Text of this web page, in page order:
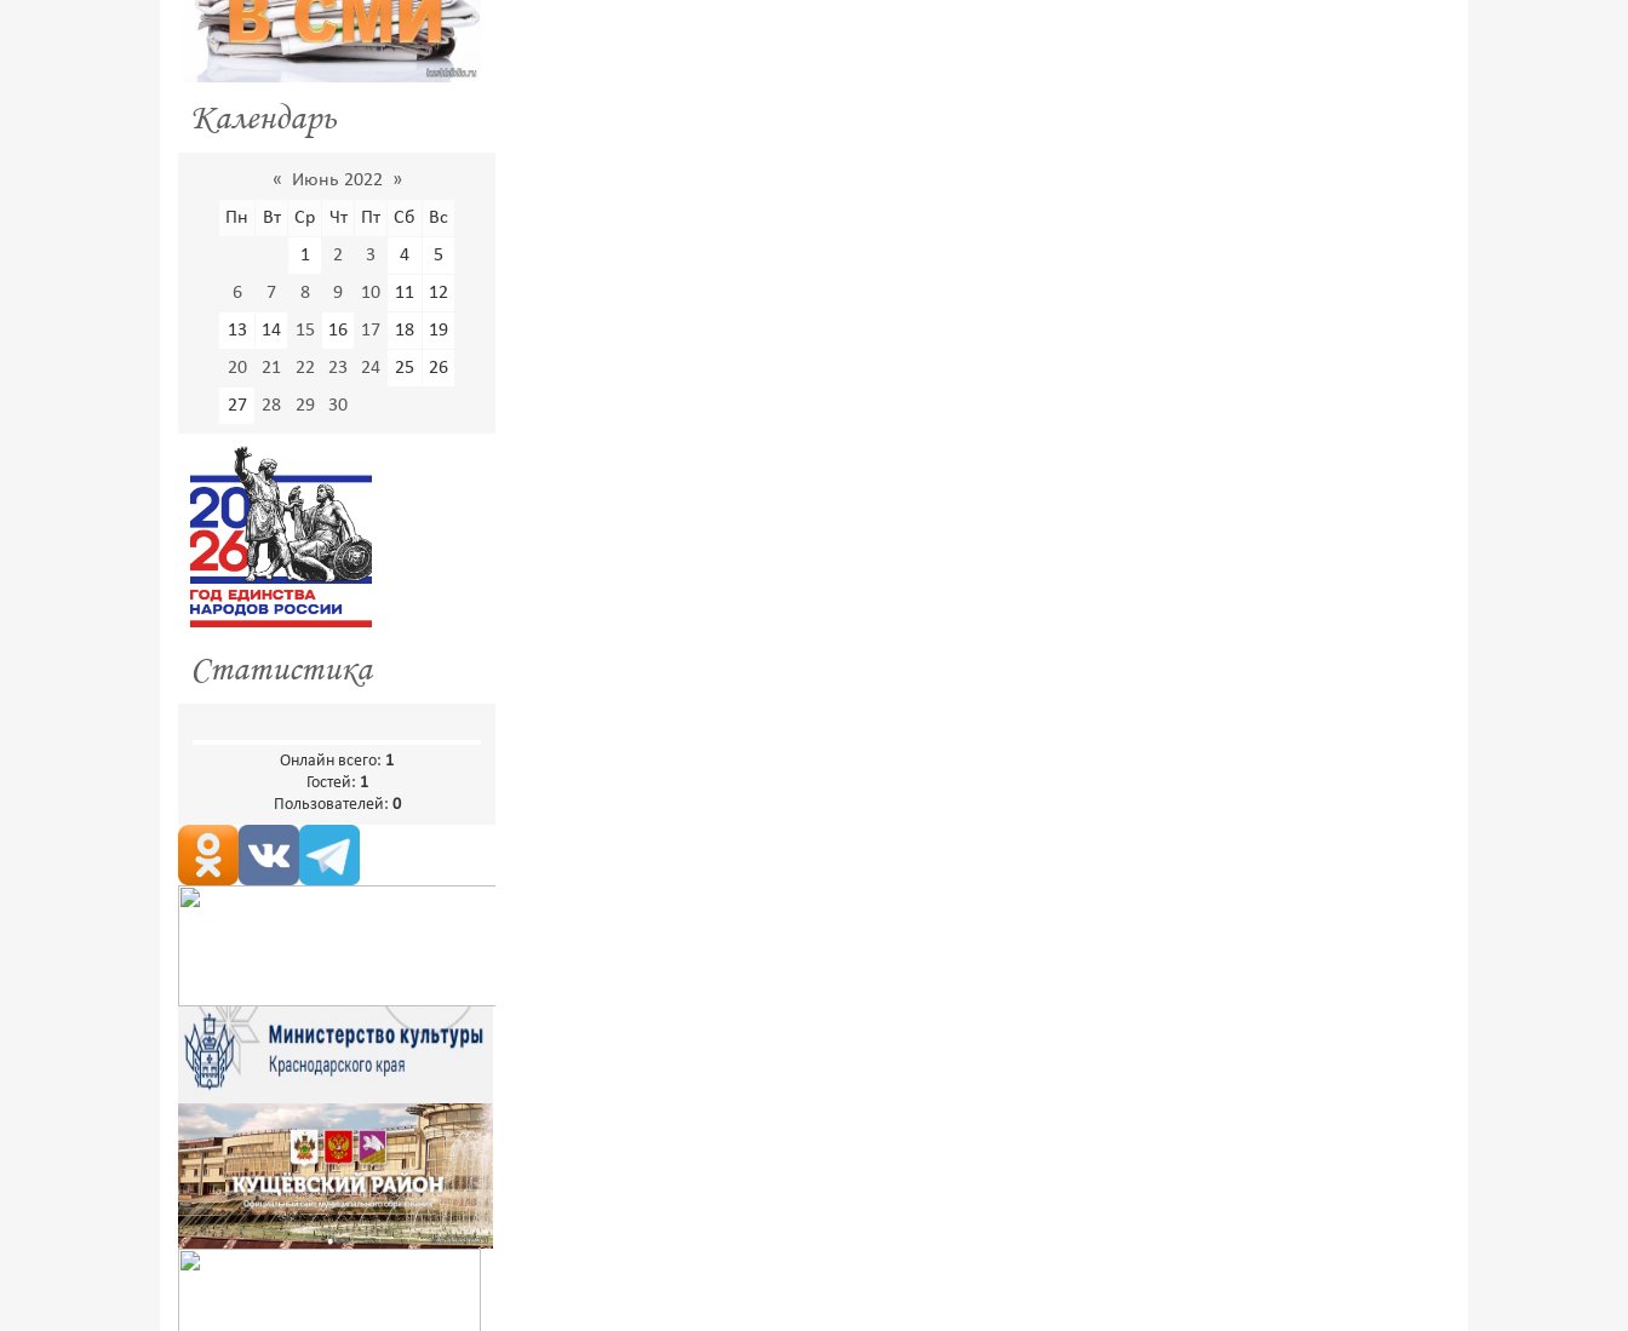
Календарь
« Июнь 2022 »
Пн
Вт Ср Чт Пт Сб
Вс
1
2 3 4
5
6
7 8 9 10 11
12
13
14 15 16 17 18
19
20
21 22 23 24 25
26
27
28 29 30
Статистика
Онлайн всего: 1
Гостей: 1
Пользователей: 0